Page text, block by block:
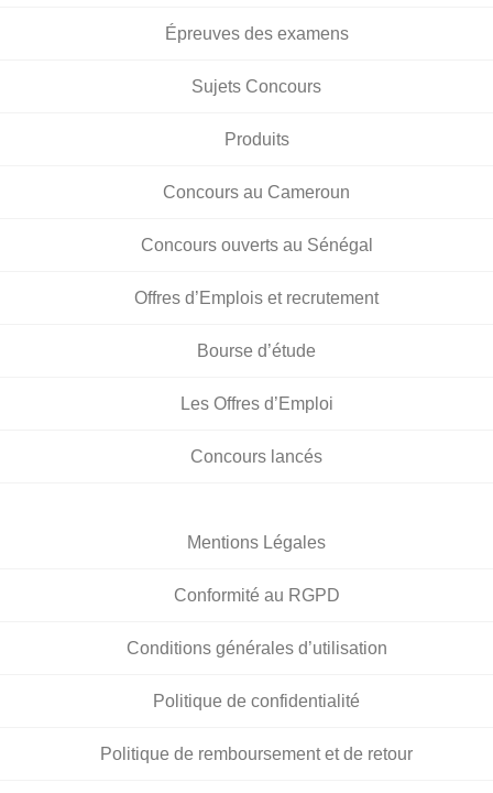
Épreuves des examens
Sujets Concours
Produits
Concours au Cameroun
Concours ouverts au Sénégal
Offres d’Emplois et recrutement
Bourse d’étude
Les Offres d’Emploi
Concours lancés
Mentions Légales
Conformité au RGPD
Conditions générales d’utilisation
Politique de confidentialité
Politique de remboursement et de retour